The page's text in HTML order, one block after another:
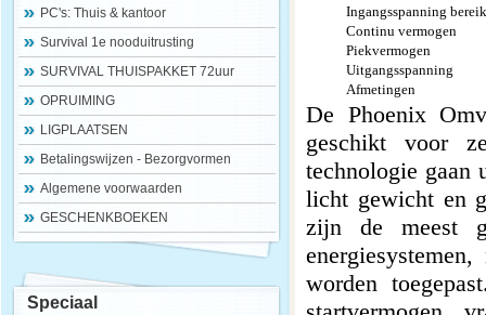
PC's: Thuis & kantoor
Survival 1e nooduitrusting
SURVIVAL THUISPAKKET 72uur
OPRUIMING
LIGPLAATSEN
Betalingswijzen - Bezorgvormen
Algemene voorwaarden
GESCHENKBOEKEN
Speciaal
Ingangsspanning bereik
Continu vermogen
Piekvermogen
Uitgangsspanning
Afmetingen
De Phoenix
geschikt voor
technologie gaan
licht gewicht en
zijn de meest
worden